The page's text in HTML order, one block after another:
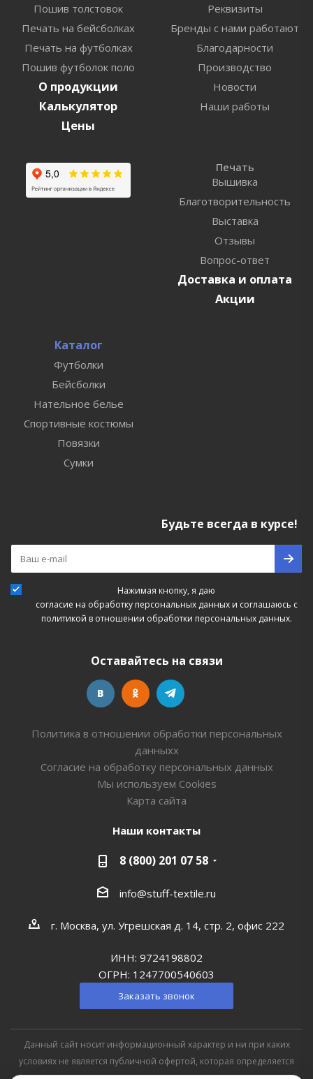
Пошив толстовок
Печать на бейсболках
Печать на футболках
Пошив футболок поло
О продукции
Калькулятор
Цены
Реквизиты
Бренды с нами работают
Благодарности
Производство
Новости
Наши работы
Печать
Вышивка
Благотворительность
Выставка
Отзывы
Вопрос-ответ
Доставка и оплата
Акции
Каталог
Футболки
Бейсболки
Нательное белье
Спортивные костюмы
Повязки
Сумки
Будьте всегда в курсе!
Нажимая кнопку, я даю
согласие на обработку персональных данныхи соглашаюсь с
политикой в отношении обработки персональных данных.
Оставайтесь на связи
Политика в отношении обработки персональных
данныхх
Согласие на обработку персональных данных
Мы используем Cookies
Карта сайта
Наши контакты
8 (800) 201 07 58
info@stuff-textile.ru
г. Москва, ул. Угрешская д. 14, стр. 2, офис 222
ИНН: 9724198802
ОГРН: 1247700540603
Заказать звонок
Данный сайт носит информационный характер и ни при каких
условиях не является публичной офертой, которая определяется